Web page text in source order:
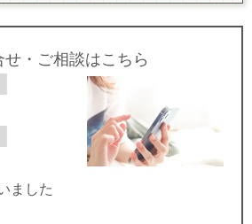
せ・ご相談はこちら
ました